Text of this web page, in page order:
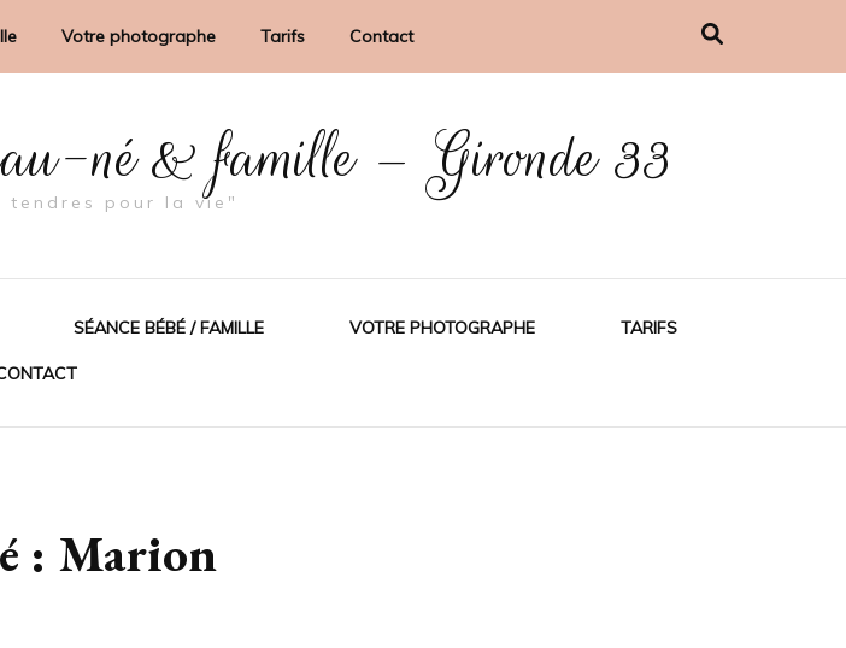
Votre photographe Tarifs Contact
né & famille – Gironde 33
tendres pour la vie"
SÉANCE BÉBÉ / FAMILLE VOTRE PHOTOGRAPHE TARIFS
: Marion